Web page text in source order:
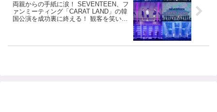
両親からの手紙に涙！ SEVENTEEN、フ
ァンミーティング「CARAT LAND」の韓
国公演を成功裏に終える！ 観客を笑いと